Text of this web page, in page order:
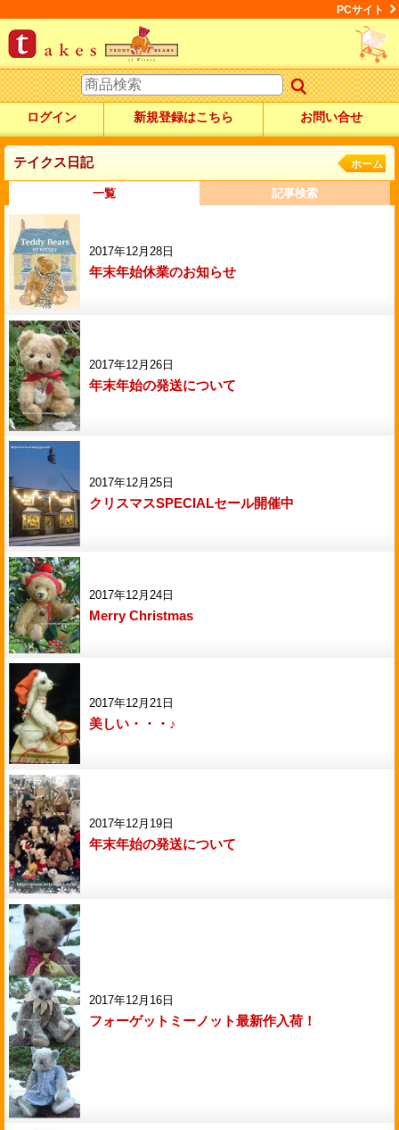
PCサイト
ログイン 新規登録はこちら お問い合せ
テイクス日記 ホーム
一覧 記事検索
2017年12月28日
年末年始休業のお知らせ
2017年12月26日
年末年始の発送について
2017年12月25日
クリスマスSPECIALセール開催中
2017年12月24日
Merry Christmas
2017年12月21日
美しい・・・♪
2017年12月19日
年末年始の発送について
2017年12月16日
フォーゲットミーノット最新作入荷！